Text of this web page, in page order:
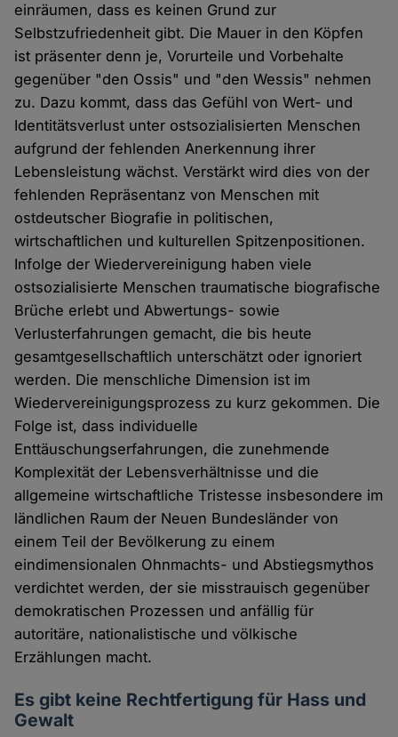
einräumen, dass es keinen Grund zur
Selbstzufriedenheit gibt. Die Mauer in den Köpfen
ist präsenter denn je, Vorurteile und Vorbehalte
gegenüber "den Ossis" und "den Wessis" nehmen
zu. Dazu kommt, dass das Gefühl von Wert- und
Identitätsverlust unter ostsozialisierten Menschen
aufgrund der fehlenden Anerkennung ihrer
Lebensleistung wächst. Verstärkt wird dies von der
fehlenden Repräsentanz von Menschen mit
ostdeutscher Biografie in politischen,
wirtschaftlichen und kulturellen Spitzenpositionen.
Infolge der Wiedervereinigung haben viele
ostsozialisierte Menschen traumatische biografische
Brüche erlebt und Abwertungs- sowie
Verlusterfahrungen gemacht, die bis heute
gesamtgesellschaftlich unterschätzt oder ignoriert
werden. Die menschliche Dimension ist im
Wiedervereinigungsprozess zu kurz gekommen. Die
Folge ist, dass individuelle
Enttäuschungserfahrungen, die zunehmende
Komplexität der Lebensverhältnisse und die
allgemeine wirtschaftliche Tristesse insbesondere im
ländlichen Raum der Neuen Bundesländer von
einem Teil der Bevölkerung zu einem
eindimensionalen Ohnmachts- und Abstiegsmythos
verdichtet werden, der sie misstrauisch gegenüber
demokratischen Prozessen und anfällig für
autoritäre, nationalistische und völkische
Erzählungen macht.
Es gibt keine Rechtfertigung für Hass und
Gewalt